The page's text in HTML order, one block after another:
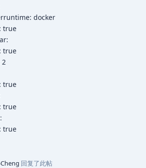
docker
true
true
true
true
true
回复了此帖